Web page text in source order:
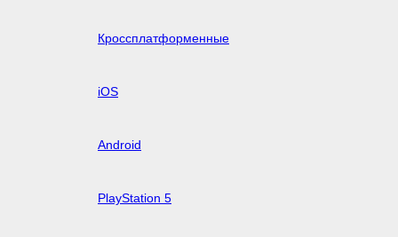
Кроссплатформенные
iOS
Android
PlayStation 5